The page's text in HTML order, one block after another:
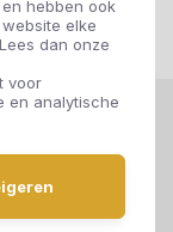
hebben ook
elke
dan onze
voor
en analytische